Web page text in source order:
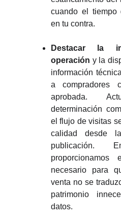
cuando el tiempo
en tu contra.
Destacar la
operación y la
información
a compradores
aprobada.
determinación
el flujo de visitas
calidad desde
publicación.
proporcionamos
necesario para
venta no se
patrimonio
datos.